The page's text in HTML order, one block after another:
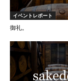
イベントレポート
御礼。